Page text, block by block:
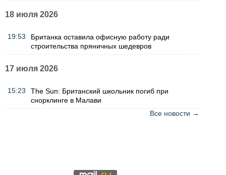
18 июля 2026
19:53
Британка оставила офисную работу ради
строительства пряничных шедевров
17 июля 2026
15:23
The Sun: Британский школьник погиб при
снорклинге в Малави
Все новости →